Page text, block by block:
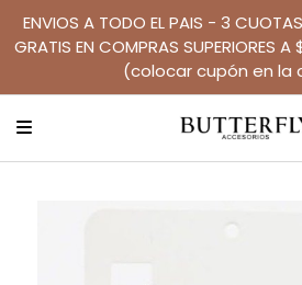
ENVIOS A TODO EL PAIS - 3
GRATIS EN COMPRAS SUPERIORES A
(colocar cupón en la